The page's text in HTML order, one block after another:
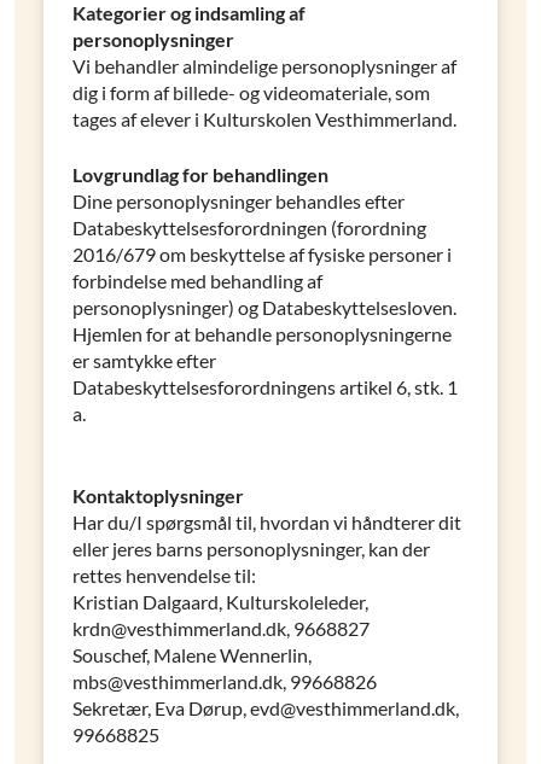
Kategorier og indsamling af
personoplysninger
Vi behandler almindelige personoplysninger af
dig i form af billede- og videomateriale, som
tages af elever i Kulturskolen Vesthimmerland.
Lovgrundlag for behandlingen
Dine personoplysninger behandles efter
Databeskyttelsesforordningen (forordning
2016/679 om beskyttelse af fysiske personer i
forbindelse med behandling af
personoplysninger) og Databeskyttelsesloven.
Hjemlen for at behandle personoplysningerne
er samtykke efter
Databeskyttelsesforordningens artikel 6, stk. 1
a.
Kontaktoplysninger
Har du/I spørgsmål til, hvordan vi håndterer dit
eller jeres barns personoplysninger, kan der
rettes henvendelse til:
Kristian Dalgaard, Kulturskoleleder,
krdn@vesthimmerland.dk, 9668827
Souschef, Malene Wennerlin,
mbs@vesthimmerland.dk, 99668826
Sekretær, Eva Dørup, evd@vesthimmerland.dk,
99668825